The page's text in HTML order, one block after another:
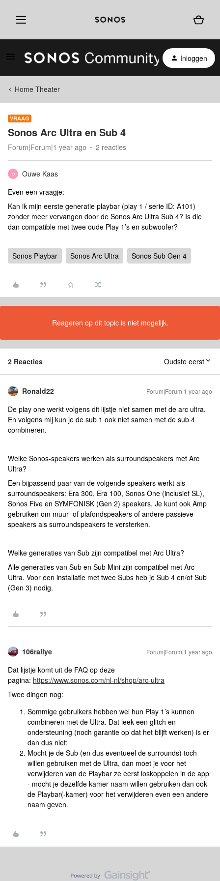
Inloggen
Home Theater
VRAAG
Sonos Arc Ultra en Sub 4
Forum|Forum|1 year ago 2 reacties
O
Ouwe Kaas
Even een vraagje:
Kan ik mijn eerste generatie playbar (play 1 / serie ID: A101)
zonder meer vervangen door de Sonos Arc Ultra Sub 4? Is die
dan compatible met twee oude Play 1’s en subwoofer?
Sonos Playbar Sonos Arc Ultra Sonos Sub Gen 4
Reageren op dit topic is niet mogelijk.
2 Reacties Oudste eerst
Ronald22 Forum|Forum|1 year ago
De play one werkt volgens dit lijstje niet samen met de arc ultra.
En volgens mij kun je de sub 1 ook niet samen met de sub 4
combineren.
Welke Sonos-speakers werken als surroundspeakers met Arc
Ultra?
Een bijpassend paar van de volgende speakers werkt als
surroundspeakers: Era 300, Era 100, Sonos One (inclusief SL),
Sonos Five en SYMFONISK (Gen 2) speakers. Je kunt ook Amp
gebruiken om muur- of plafondspeakers of andere passieve
speakers als surroundspeakers te versterken.
Welke generaties van Sub zijn compatibel met Arc Ultra?
Alle generaties van Sub en Sub Mini zijn compatibel met Arc
Ultra. Voor een installatie met twee Subs heb je Sub 4 en/of Sub
(Gen 3) nodig.
106rallye Forum|Forum|1 year ago
Dat lijstje komt uit de FAQ op deze
pagina: https://www.sonos.com/nl-nl/shop/arc-ultra
Twee dingen nog:
Sommige gebruikers hebben wel hun Play 1’s kunnen
combineren met de Ultra. Dat leek een glitch en
ondersteuning (noch garantie op dat het blijft werken) is er
dan dus niet:
Mocht je de Sub (en dus eventueel de surrounds) toch
willen gebruiken met de Ultra, dan moet je voor het
verwijderen van de Playbar ze eerst loskoppelen in de app
- mocht je dezelfde kamer naam willen gebruiken dan ook
de Playbar(-kamer) voor het verwijderen even een andere
naam geven.